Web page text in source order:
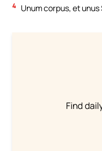
4 Unum corpus, et
Find